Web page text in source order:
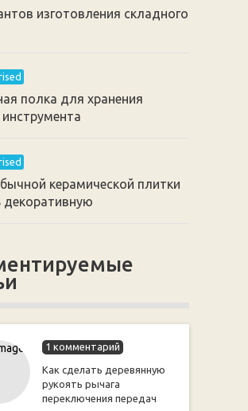
изготовления складного
полка для хранения
инструмента
керамической плитки
декоративную
1 комментарий
Как сделать деревянную
рукоять рычага
переключения передач